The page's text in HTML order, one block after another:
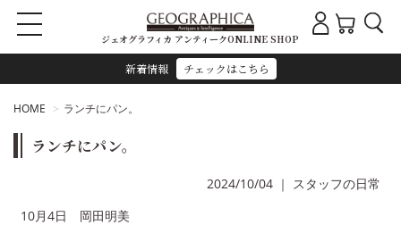
新着情報 チェックはこちら
ジェオグラフィカ アンティークONLINE SHOP
HOME ランチにパン。
ランチにパン。
2024/10/04 ｜ スタッフの日常
10月4日 岡田明美